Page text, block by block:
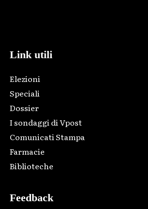
Link utili
Elezioni
Speciali
Dossier
I sondaggi di Vpost
Comunicati Stampa
Farmacie
Biblioteche
Feedback